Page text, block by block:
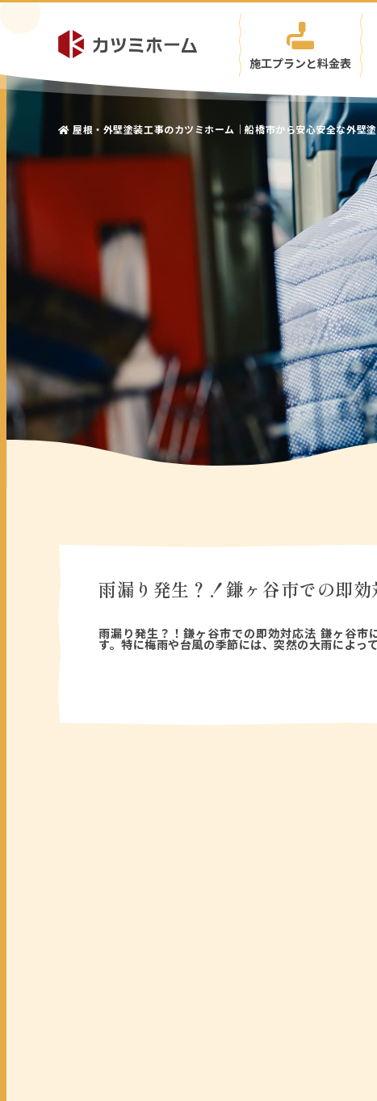
施工プランと料金表
屋根・外壁塗装工事のカツミホーム｜船橋市から安心安全な外壁
雨漏り発生？！鎌ヶ谷市での即
雨漏り発生？！鎌ヶ谷市での即効対応法 鎌ヶ谷
す。特に梅雨や台風の季節には、突然の大雨によ